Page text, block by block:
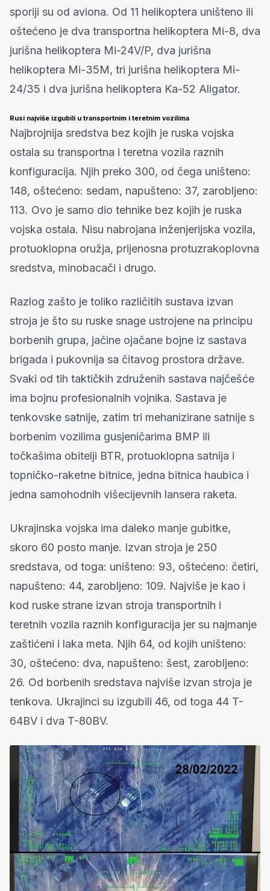
sporiji su od aviona. Od 11 helikoptera uništeno ili
oštećeno je dva transportna helikoptera Mi-8, dva
jurišna helikoptera Mi-24V/P, dva jurišna
helikoptera Mi-35M, tri jurišna helikoptera Mi-
24/35 i dva jurišna helikoptera Ka-52 Aligator.
Rusi najviše izgubili u transportnim i teretnim vozilima
Najbrojnija sredstva bez kojih je ruska vojska
ostala su transportna i teretna vozila raznih
konfiguracija. Njih preko 300, od čega uništeno:
148, oštećeno: sedam, napušteno: 37, zarobljeno:
113. Ovo je samo dio tehnike bez kojih je ruska
vojska ostala. Nisu nabrojana inženjerijska vozila,
protuoklopna oružja, prijenosna protuzrakoplovna
sredstva, minobacači i drugo.
Razlog zašto je toliko različitih sustava izvan
stroja je što su ruske snage ustrojene na principu
borbenih grupa, jačine ojačane bojne iz sastava
brigada i pukovnija sa čitavog prostora države.
Svaki od tih taktičkih združenih sastava najčešće
ima bojnu profesionalnih vojnika. Sastava je
tenkovske satnije, zatim tri mehanizirane satnije s
borbenim vozilima gusjeničarima BMP ili
točkašima obitelji BTR, protuoklopna satnija i
topničko-raketne bitnice, jedna bitnica haubica i
jedna samohodnih višecijevnih lansera raketa.
Ukrajinska vojska ima daleko manje gubitke,
skoro 60 posto manje. Izvan stroja je 250
sredstava, od toga: uništeno: 93, oštećeno: četiri,
napušteno: 44, zarobljeno: 109. Najviše je kao i
kod ruske strane izvan stroja transportnih i
teretnih vozila raznih konfiguracija jer su najmanje
zaštićeni i laka meta. Njih 64, od kojih uništeno:
30, oštećeno: dva, napušteno: šest, zarobljeno:
26. Od borbenih sredstava najviše izvan stroja je
tenkova. Ukrajinci su izgubili 46, od toga 44 T-
64BV i dva T-80BV.